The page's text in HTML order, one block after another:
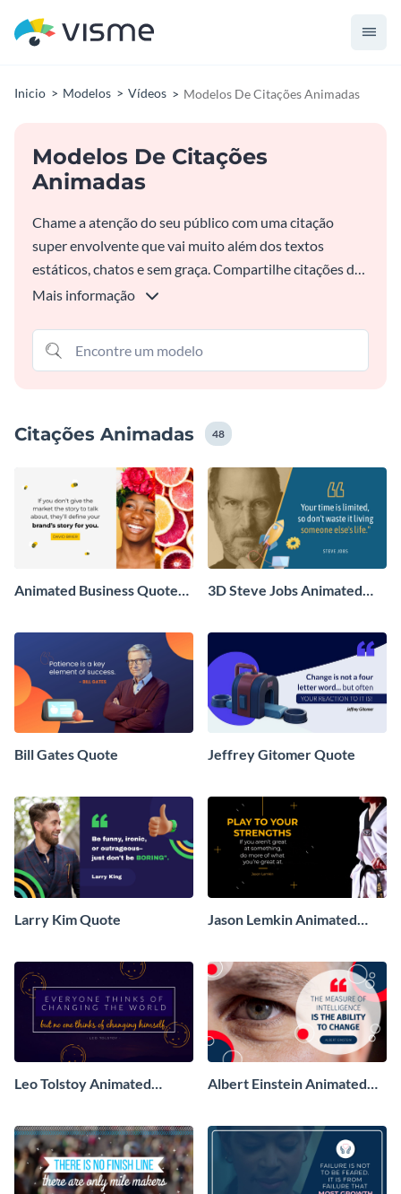
Inicio Modelos Vídeos Modelos De Citações Animadas
Modelos De Citações
Animadas
Chame a atenção do seu público com uma citação
super envolvente que vai muito além dos textos
estáticos, chatos e sem graça. Compartilhe citações de
grandes personalidades do seu nicho, celebridades e
animadas da Visme e dê um UP no feed das suas redes
sociais.
Mais informação
Citações Animadas 48
Animated Business Quotes
3D Steve Jobs Animated
Bill Gates Quote Jeffrey Gitomer Quote
Larry Kim Quote
Jason Lemkin Animated
Leo Tolstoy Animated
Albert Einstein Animated